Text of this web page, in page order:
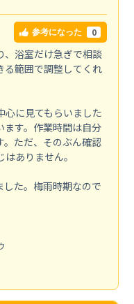
参考になった 0
、浴室だけ急ぎで相談
る範囲で調整してくれ
心に見てもらいました
ます。作業時間は自分
。ただ、そのぶん確認
ありません。
た。梅雨時期なので